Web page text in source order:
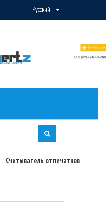
Русский
Считыватель отпечатков